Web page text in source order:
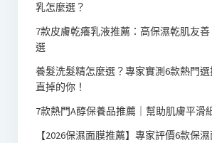
乳怎麼選？
7款皮膚乾癢乳液推薦：高保濕乾肌友
選
養髮洗髮精怎麼選？專家實測6款熱門
直掉的你！
7款熱門A醇保養品推薦｜幫助肌膚平滑
【2026保濕面膜推薦】專家評價6款保